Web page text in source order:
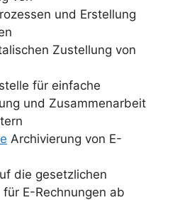
und Erstellung
Zustellung von
für einfache
und Zusammenarbeit
Archivierung von E-
die gesetzlichen
E-Rechnungen ab